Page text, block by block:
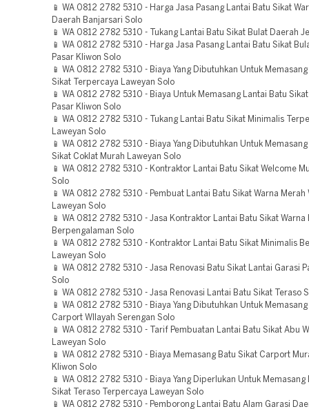
📱 WA 0812 2782 5310 - Harga Jasa Pasang Lantai Batu Sikat
Daerah Banjarsari Solo
📱 WA 0812 2782 5310 - Tukang Lantai Batu Sikat Bulat Daerah
📱 WA 0812 2782 5310 - Harga Jasa Pasang Lantai Batu Sikat
Pasar Kliwon Solo
📱 WA 0812 2782 5310 - Biaya Yang Dibutuhkan Untuk
Sikat Terpercaya Laweyan Solo
📱 WA 0812 2782 5310 - Biaya Untuk Memasang Lantai Batu
Pasar Kliwon Solo
📱 WA 0812 2782 5310 - Tukang Lantai Batu Sikat Minimalis
Laweyan Solo
📱 WA 0812 2782 5310 - Biaya Yang Dibutuhkan Untuk
Sikat Coklat Murah Laweyan Solo
📱 WA 0812 2782 5310 - Kontraktor Lantai Batu Sikat Welcome
Solo
📱 WA 0812 2782 5310 - Pembuat Lantai Batu Sikat Warna Merah
Laweyan Solo
📱 WA 0812 2782 5310 - Jasa Kontraktor Lantai Batu Sikat Warna
Berpengalaman Solo
📱 WA 0812 2782 5310 - Kontraktor Lantai Batu Sikat Minimalis
Laweyan Solo
📱 WA 0812 2782 5310 - Jasa Renovasi Batu Sikat Lantai Garasi
Solo
📱 WA 0812 2782 5310 - Jasa Renovasi Lantai Batu Sikat Teraso
📱 WA 0812 2782 5310 - Biaya Yang Dibutuhkan Untuk
Carport WIlayah Serengan Solo
📱 WA 0812 2782 5310 - Tarif Pembuatan Lantai Batu Sikat Abu
Laweyan Solo
📱 WA 0812 2782 5310 - Biaya Memasang Batu Sikat Carport
Kliwon Solo
📱 WA 0812 2782 5310 - Biaya Yang Diperlukan Untuk Memasang
Sikat Teraso Terpercaya Laweyan Solo
📱 WA 0812 2782 5310 - Pemborong Lantai Batu Alam Garasi